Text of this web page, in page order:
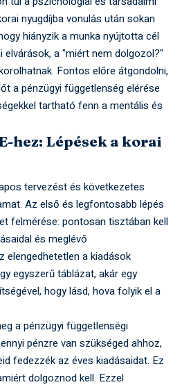
nyugdíjba vonulás után sokan
hiányzik a munka nyújtotta cél
a "miért nem dolgozol?"
Fontos előre átgondolni,
a pénzügyi függetlenség elérése
tartható fenn a mentális és
hez: Lépések a korai
tervezést és következetes
Az első és legfontosabb lépés
felmérése: pontosan tisztában kell
és meglévő
elengedhetetlen a kiadások
egyszerű táblázat, akár egy
hogy lásd, hova folyik el a
a pénzügyi függetlenségi
pénzre van szükséged ahhoz,
fedezzék az éves kiadásaidat. Ez
dolgoznod kell. Ezzel